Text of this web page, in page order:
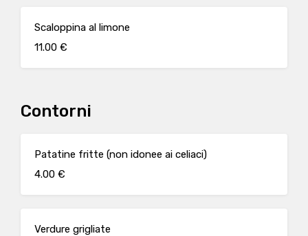
Scaloppina al limone
11.00 €
Contorni
Patatine fritte (non idonee ai celiaci)
4.00 €
Verdure grigliate